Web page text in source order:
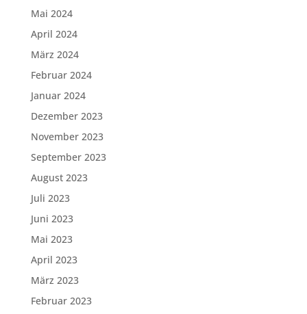
Mai 2024
April 2024
März 2024
Februar 2024
Januar 2024
Dezember 2023
November 2023
September 2023
August 2023
Juli 2023
Juni 2023
Mai 2023
April 2023
März 2023
Februar 2023